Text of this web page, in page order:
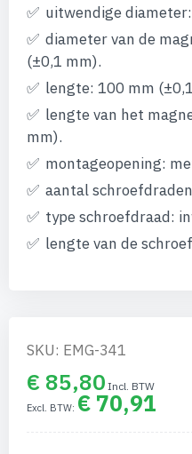
uitwendige
diameter van de
(±0,1 mm).
lengte: 100 mm
lengte van het
mm).
montageopening:
aantal
type schroefdraad:
lengte van de
SKU: EMG-341
€ 85,80
€ 70,91